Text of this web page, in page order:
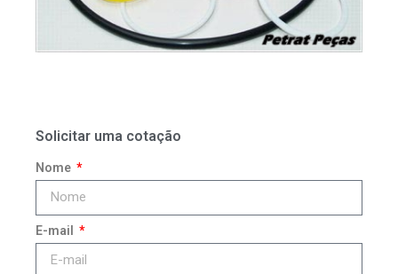
Solicitar uma cotação
Nome
E-mail